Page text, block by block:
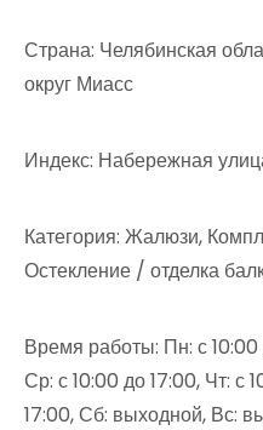
Страна: Челябинская
округ Миасс
Индекс: Набережная
Категория: Жалюзи,
Остекление / отделка
Время работы: Пн: с 10:00
Ср: с 10:00 до 17:00, Чт: с
17:00, Сб: выходной, Вс: